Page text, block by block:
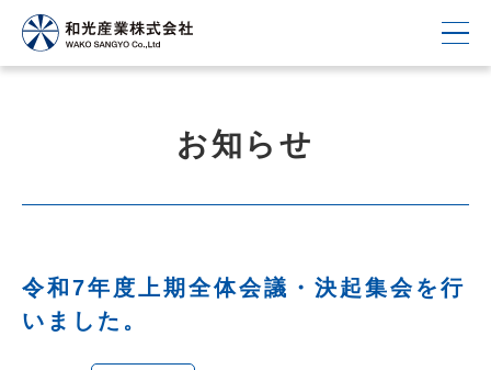
お知らせ
令和7年度上期全体会議・決起集会を行
いました。